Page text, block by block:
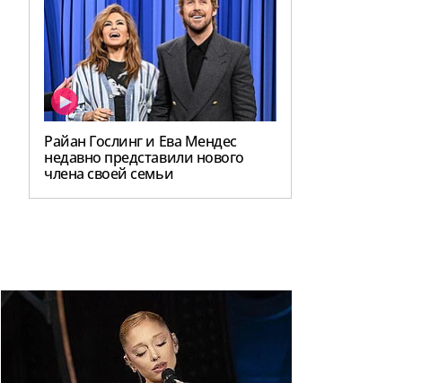
Райан Гослинг и Ева Мендес
недавно представили нового
члена своей семьи